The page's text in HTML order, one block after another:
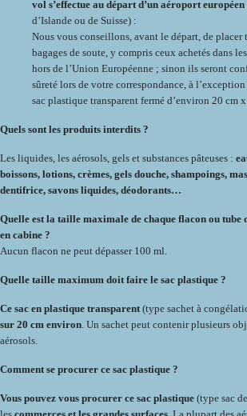
vol s’effectue au départ d’un aéroport européen
d’Islande ou de Suisse) :
Nous vous conseillons, avant le départ, de
bagages de soute, y compris ceux achetés dans
hors de l’Union Européenne ; sinon ils seront
sûreté lors de votre correspondance, à
sac plastique transparent fermé d’environ 20 cm
Quels sont les produits interdits ?
Les liquides, les aérosols, gels et substances pâteuses :
boissons, lotions, crèmes, gels douche, shampoings,
dentifrice, savons liquides, déodorants…
Quelle est la taille maximale de chaque flacon ou tube
en cabine ?
Aucun flacon ne peut dépasser 100 ml.
Quelle taille maximum doit faire le sac plastique ?
Ce sac en plastique transparent(type sachet à
sur 20 cm environ. Un sachet peut contenir plusieurs
aérosols.
Comment se procurer ce sac plastique ?
Vous pouvez vous procurer ce sac plastique (type sac